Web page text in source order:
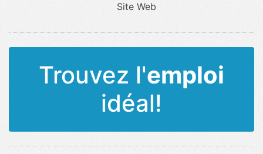
Site Web
Trouvez l'emploi
idéal!